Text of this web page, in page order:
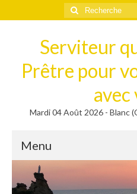
Rechercher
:
Serviteur
Prêtre pour
avec
Mardi 04 Août 2026 - Blanc
Menu
Méditer
Homélies, Poèmes